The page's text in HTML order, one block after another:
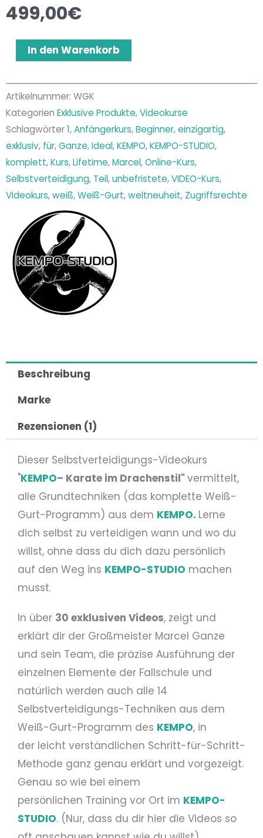
499,00€
Videokurs
KEMPO
Gurt
Menge
In den Warenkorb
Artikelnummer: WGK
Kategorien Exklusive Produkte,Videokurse
Schlagwörter1,Anfängerkurs,Beginner,einzigartig,
exklusiv, für,Ganze,Ideal,KEMPO,KEMPO-STUDIO,
komplett,Kurs,Lifetime,Marcel,Online-Kurs,
Selbstverteidigung, Teil,unbefristete,VIDEO-Kurs,
Videokurs,weiß,Weiß-Gurt,weltneuheit, Zugriffsrechte
Beschreibung
Marke
Rezensionen (1)
Dieser Selbstverteidigungs-Videokurs
"KEMPO– Karate im Drachenstil" vermittelt,
alle Grundtechniken (das komplette Weiß-
Gurt-Programm) aus dem KEMPO. Lerne
dich selbst zu verteidigen wann und wo du
willst, ohne dass du dich dazu persönlich
auf den Weg ins KEMPO-STUDIO machen
musst.
In über 30 exklusiven Videos, zeigt und
erklärt dir der Großmeister Marcel Ganze
und sein Team, die präzise Ausführung der
einzelnen Elemente der Fallschule und
natürlich werden auch alle 14
Selbstverteidigungs-Techniken aus dem
Weiß-Gurt-Programm des KEMPO, in
der leicht verständlichen Schritt-für-Schritt-
Methode ganz genau erklärt und vorgezeigt.
Genau so wie bei einem
persönlichen Training vor Ort im KEMPO-
STUDIO. (Nur, dass du dir hier die Videos so